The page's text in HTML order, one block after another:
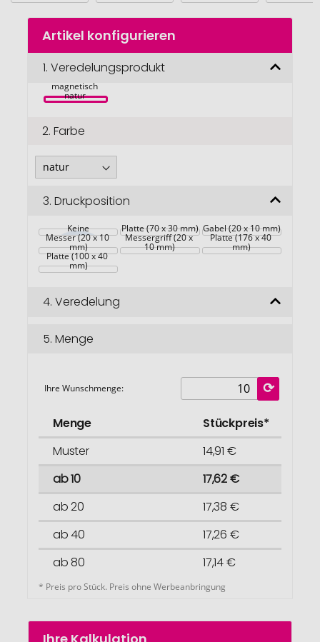
Zum
Anfang
Bildgalerie
Artikel konfigurieren
1. Veredelungsprodukt
Käseplatte mit
magnetisch
natur
2. Farbe
3. Druckposition
Keine Platte (70 x 30 mm) Gabel (20 x 10 mm)
Messer (20 x 10
mm)
Messergriff (20 x
10 mm)
Platte (176 x 40
mm)
Platte (100 x 40
mm)
4. Veredelung
5. Menge
Ihre Wunschmenge:
Menge
Stückpreis*
Muster
14,91 €
ab 10
17,62 €
ab 20
17,38 €
ab 40
17,26 €
ab 80
17,14 €
* Preis pro Stück. Preis ohne Werbeanbringung